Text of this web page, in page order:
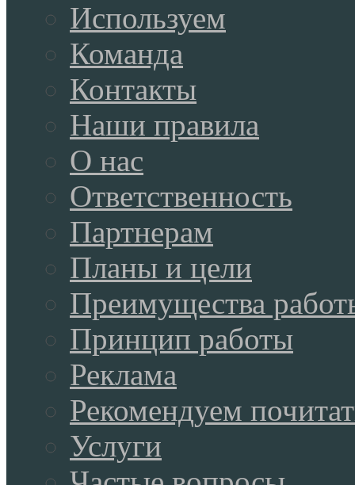
Используем
Команда
Контакты
Наши правила
О нас
Ответственность
Партнерам
Планы и цели
Преимущества
Принцип работы
Реклама
Рекомендуем
Услуги